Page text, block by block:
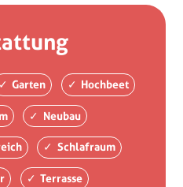
Garten Hochbeet
Neubau
Schlafraum
Terrasse